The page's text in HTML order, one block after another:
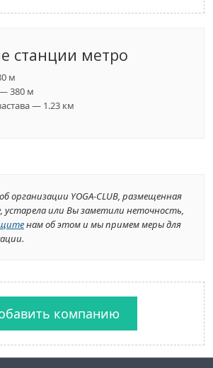
станции метро
м
380 м
— 1.23 км
организации YOGA-CLUB, размещенная
устарела или Вы заметили неточность,
нам об этом и мы примем меры для
компанию